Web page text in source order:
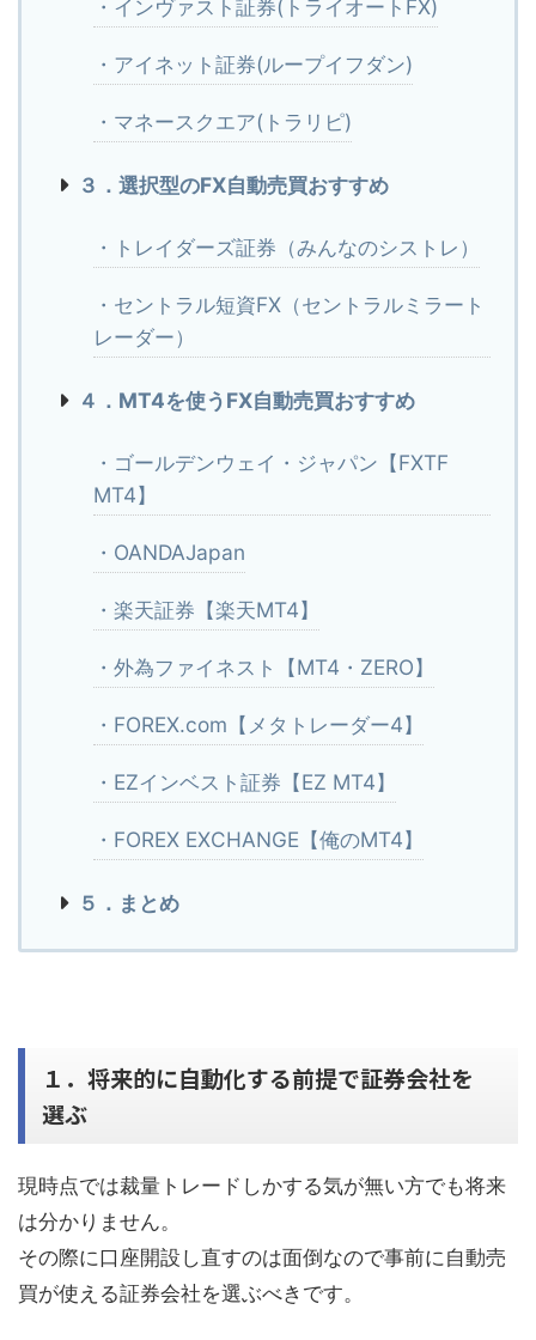
・インヴァスト証券(トライオートFX)
・アイネット証券(ループイフダン)
・マネースクエア(トラリピ)
３．選択型のFX自動売買おすすめ
・トレイダーズ証券（みんなのシストレ）
・セントラル短資FX（セントラルミラート
レーダー）
４．MT4を使うFX自動売買おすすめ
・ゴールデンウェイ・ジャパン【FXTF
MT4】
・OANDAJapan
・楽天証券【楽天MT4】
・外為ファイネスト【MT4・ZERO】
・FOREX.com【メタトレーダー4】
・EZインベスト証券【EZ MT4】
・FOREX EXCHANGE【俺のMT4】
５．まとめ
１．将来的に自動化する前提で証券会社を
選ぶ
現時点では裁量トレードしかする気が無い方でも将来
は分かりません。
その際に口座開設し直すのは面倒なので事前に自動売
買が使える証券会社を選ぶべきです。